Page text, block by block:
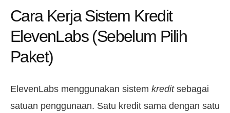
Cara Kerja Sistem Kredit
ElevenLabs (Sebelum Pilih
Paket)
ElevenLabs menggunakan sistem kreditsebagai
satuan penggunaan. Satu kredit sama dengan satu